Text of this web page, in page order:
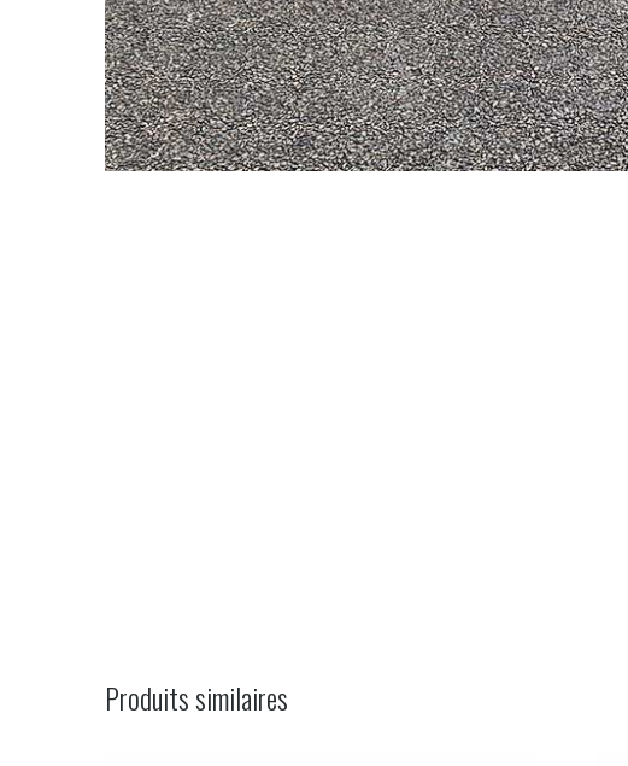
Produits similaires